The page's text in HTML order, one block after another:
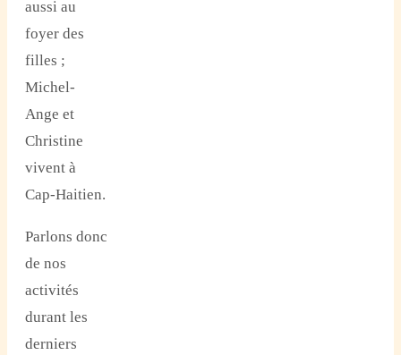
aussi au
foyer des
filles ;
Michel-
Ange et
Christine
vivent à
Cap-Haitien.
Parlons donc
de nos
activités
durant les
derniers